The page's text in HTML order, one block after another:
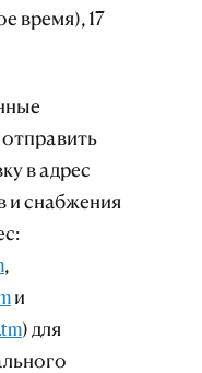
время), 17
в адрес
и снабжения
,
и
) для